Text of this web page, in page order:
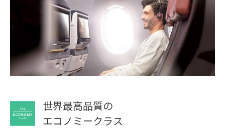
世界最高品質の
エコノミークラス